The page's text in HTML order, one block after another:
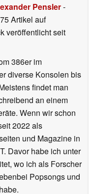
Pensler-
Artikel auf
veröffentlichtseit
386er im
diverse Konsolen bis
findet man
an einem
Wenn wir schon
2022 als
und Magazine in
Davor habe ich unter
wo ich als Forscher
Popsongs und